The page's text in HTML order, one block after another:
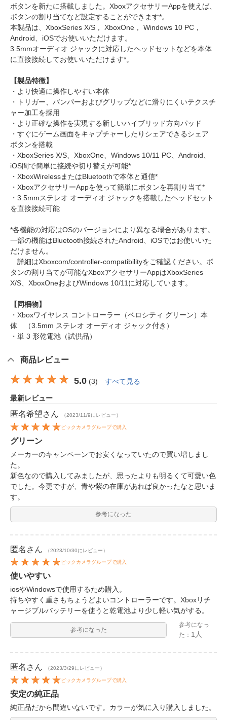
ボタンを新たに搭載しました。XboxアクセサリーAppを使えば、
ボタンの割り当てなど設定することができます*。
本製品は、XboxSeries X/S， XboxOne， Windows 10 PC，
Android、iOSでお使いいただけます。
3.5mmオーディオ ジャックに対応したヘッドセットなどを本体
に直接接続してお使いいただけます*。
【製品特徴】
・より快適に操作しやすい本体
・トリガー、バンパーおよびグリップなどに滑りにくいテクスチ
ャー加工を採用
・より正確な操作を実現する新しいハイブリッド方向パッド
・すぐにゲーム画面をキャプチャーしたりシェアできるシェア
ボタンを搭載
・XboxSeries X/S、XboxOne、Windows 10/11 PC、Android、
iOS間で簡単に接続や切り替えが可能*
・XboxWirelessまたはBluetoothで本体と通信*
・XboxアクセサリーAppを使って簡単にボタンを再割り当て*
・3.5mmステレオ オーディオ ジャックを搭載したヘッドセット
を直接接続可能
*各機能の対応はOSのバージョンにより異なる場合があります。
一部の機能はBluetooth接続されたAndroid、iOSではお使いいた
だけません。
詳細はXboxcom/controller-compatibilityをご確認ください。ボ
タンの割り当てが可能なXboxアクセサリーAppはXboxSeries
X/S、XboxOneおよびWindows 10/11に対応しています。
【同梱物】
・Xboxワイヤレス コントローラー（ベロシティ グリーン）本
体 （3.5mm ステレオ オーディオ ジャック付き）
・単 3 形乾電池（試供品）
商品レビュー
5.0 (3) すべて見る
最新レビュー
匿名希望さん （2023/11/9にレビュー）
ビックカメラグループで購入
グリーン
メーカーのキャンペーンでお安くなっていたので買い増しまし
た。
新色なので購入してみましたが、思ったよりも明るくて可愛い色
でした。今更ですが、青や紫の在庫があれば良かったなと思いま
す。
参考になった
匿名 さん （2023/10/30にレビュー）
ビックカメラグループで購入
使いやすい
iosやWindowsで使用するため購入。
持ちやすく重さもちょうどよいコントローラーです。Xboxリチ
ャージブルバッテリーを使うと乾電池より少し軽い気がする。
参考になった
参考になっ
た： 1人
匿名 さん （2023/3/29にレビュー）
ビックカメラグループで購入
安定の純正品
純正品だから間違いないです。カラーが気に入り購入しました。